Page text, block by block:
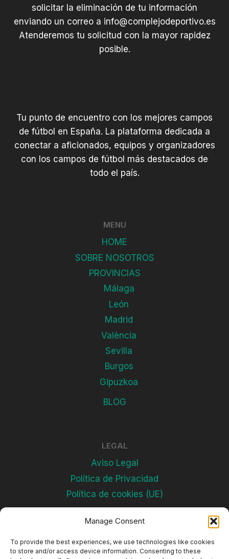
Manage Consent
To provide the best experiences, we use technologies like cookies
to store and/or access device information. Consenting to these
solicitar la eliminación de tu información
enviando un correo a info@complejodeportivo.es
Atenderemos tu solicitud con la mayor rapidez
posible.
Tu punto de encuentro con los mejores campos
de fútbol en España. La plataforma dedicada a
conectar a aficionados, equipos y organizadores
con los campos de fútbol más destacados de
todo el país.
MENU
HOME
SOBRE NOSOTROS
PROVINCIAS
Málaga
León
Madrid
València
Sevilla
Burgos
Gipuzkoa
BLOG
LEGAL
Aviso Legal
Política de Privacidad
Política de cookies (UE)
Subscríbete